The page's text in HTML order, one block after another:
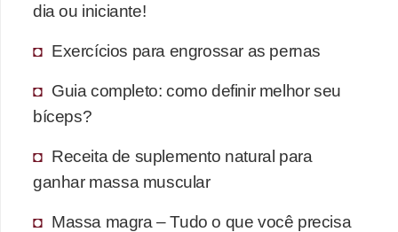
dia ou iniciante!
Exercícios para engrossar as pernas
Guia completo: como definir melhor seu
bíceps?
Receita de suplemento natural para
ganhar massa muscular
Massa magra – Tudo o que você precisa